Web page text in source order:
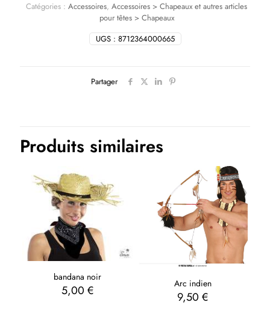
UGS : 8712364000665
Catégories : Accessoires, Accessoires > Chapeaux et autres articles
pour têtes > Chapeaux
Partager
Produits similaires
bandana noir
5,00 € Arc indien
9,50 €